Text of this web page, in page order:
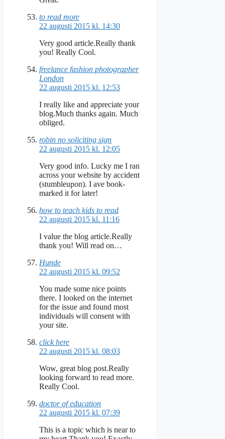
to read more
22 augusti 2015 kl. 14:30
Very good article.Really thank
you! Really Cool.
freelance fashion photographer
London
22 augusti 2015 kl. 12:53
I really like and appreciate your
blog.Much thanks again. Much
obliged.
robin no soliciting sign
22 augusti 2015 kl. 12:05
Very good info. Lucky me I ran
across your website by accident
(stumbleupon). I ave book-
marked it for later!
how to teach kids to read
22 augusti 2015 kl. 11:16
I value the blog article.Really
thank you! Will read on…
Hunde
22 augusti 2015 kl. 09:52
You made some nice points
there. I looked on the internet
for the issue and found most
individuals will consent with
your site.
click here
22 augusti 2015 kl. 08:03
Wow, great blog post.Really
looking forward to read more.
Really Cool.
doctor of education
22 augusti 2015 kl. 07:39
This is a topic which is near to